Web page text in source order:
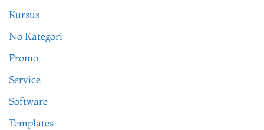
Kursus
No Kategori
Promo
Service
Software
Templates